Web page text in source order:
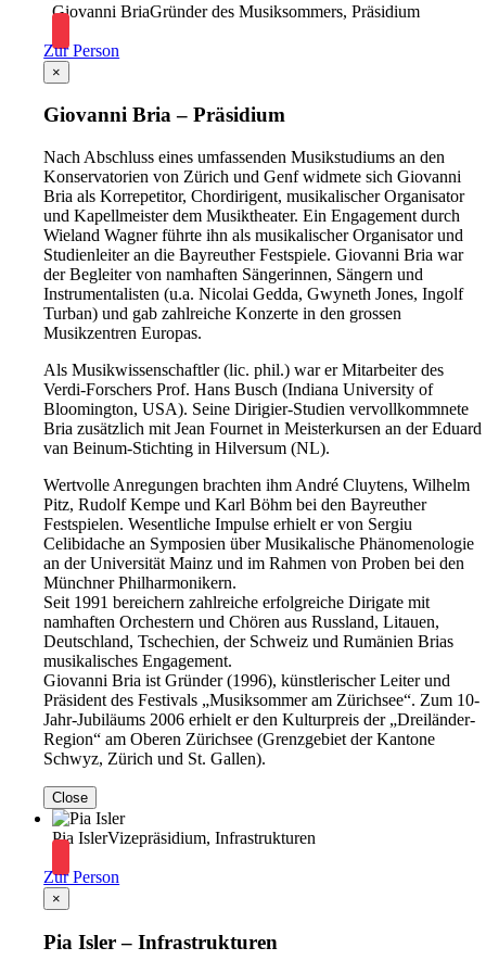
Giovanni BriaGründer des Musiksommers, Präsidium
Zur Person
×
Giovanni Bria – Präsidium
Nach Abschluss eines umfassenden Musikstudiums an den
Konservatorien von Zürich und Genf widmete sich Giovanni
Bria als Korrepetitor, Chordirigent, musikalischer Organisator
und Kapellmeister dem Musiktheater. Ein Engagement durch
Wieland Wagner führte ihn als musikalischer Organisator und
Studienleiter an die Bayreuther Festspiele. Giovanni Bria war
der Begleiter von namhaften Sängerinnen, Sängern und
Instrumentalisten (u.a. Nicolai Gedda, Gwyneth Jones, Ingolf
Turban) und gab zahlreiche Konzerte in den grossen
Musikzentren Europas.
Als Musikwissenschaftler (lic. phil.) war er Mitarbeiter des
Verdi-Forschers Prof. Hans Busch (Indiana University of
Bloomington, USA). Seine Dirigier-Studien vervollkommnete
Bria zusätzlich mit Jean Fournet in Meisterkursen an der Eduard
van Beinum-Stichting in Hilversum (NL).
Wertvolle Anregungen brachten ihm André Cluytens, Wilhelm
Pitz, Rudolf Kempe und Karl Böhm bei den Bayreuther
Festspielen. Wesentliche Impulse erhielt er von Sergiu
Celibidache an Symposien über Musikalische Phänomenologie
an der Universität Mainz und im Rahmen von Proben bei den
Münchner Philharmonikern.
Seit 1991 bereichern zahlreiche erfolgreiche Dirigate mit
namhaften Orchestern und Chören aus Russland, Litauen,
Deutschland, Tschechien, der Schweiz und Rumänien Brias
musikalisches Engagement.
Giovanni Bria ist Gründer (1996), künstlerischer Leiter und
Präsident des Festivals „Musiksommer am Zürichsee“. Zum 10-
Jahr-Jubiläums 2006 erhielt er den Kulturpreis der „Dreiländer-
Region“ am Oberen Zürichsee (Grenzgebiet der Kantone
Schwyz, Zürich und St. Gallen).
Close
Pia IslerVizepräsidium, Infrastrukturen
Zur Person
×
Pia Isler – Infrastrukturen